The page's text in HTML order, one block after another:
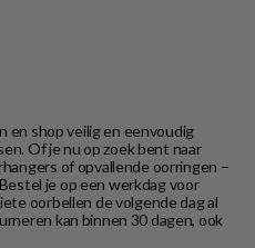
en shop veilig en eenvoudig
Of je nu op zoek bent naar
of opvallende oorringen –
je op een werkdag voor
oorbellen de volgende dag al
kan binnen 30 dagen, ook